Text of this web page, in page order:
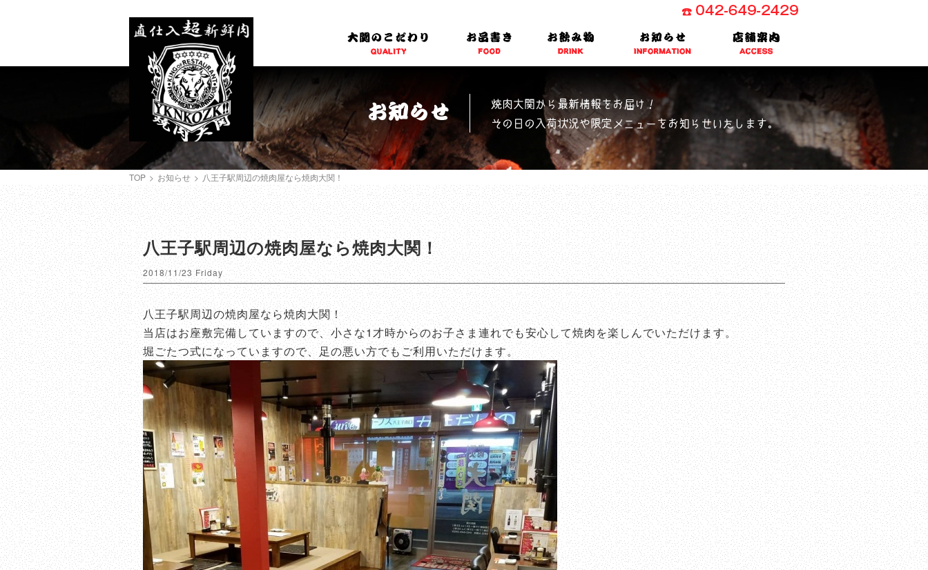
焼肉大関から最新情報をお届け！
その日の入荷状況や限定メニューをお知らせいたします。
TOP > お知らせ > 八王子駅周辺の焼肉屋なら焼肉大関！
八王子駅周辺の焼肉屋なら焼肉大関！
2018/11/23 Friday
八王子駅周辺の焼肉屋なら焼肉大関！
当店はお座敷完備していますので、小さな1才時からのお子さま連れでも安心して焼肉を楽しんでいただけます。
堀ごたつ式になっていますので、足の悪い方でもご利用いただけます。